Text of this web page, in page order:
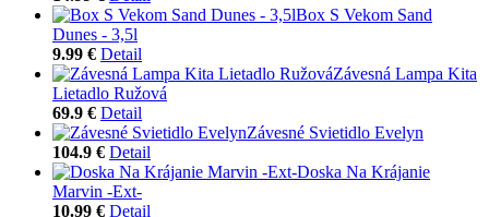
Box S Vekom Sand
Dunes - 3,5l
9.99 € Detail
Závesná Lampa Kita
Lietadlo Ružová
69.9 € Detail
Závesné Svietidlo Evelyn
104.9 € Detail
Doska Na Krájanie
Marvin -Ext-
10.99 € Detail